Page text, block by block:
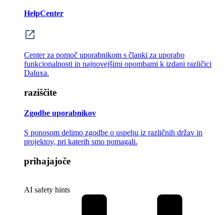
HelpCenter
Center za pomoč uporabnikom s članki za uporabo
funkcionalnosti in najnovejšimi opombami k izdani različici
Daluxa.
raziščite
Zgodbe uporabnikov
S ponosom delimo zgodbe o uspehu iz različnih držav in
projektov, pri katerih smo pomagali.
prihajajoče
AI safety hints